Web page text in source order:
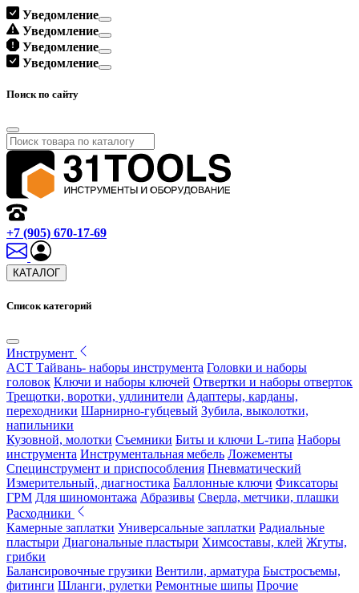
Уведомление
Уведомление
Уведомление
Уведомление
Поиск по сайту
+7 (905) 670-17-69
КАТАЛОГ
Список категорий
Инструмент
ACT Тайвань- наборы инструмента Головки и наборы
головок Ключи и наборы ключей Отвертки и наборы отверток
Трещотки, воротки, удлинители Адаптеры, карданы,
переходники Шарнирно-губцевый Зубила, выколотки,
напильники
Кузовной, молотки Съемники Биты и ключи L-типа Наборы
инструмента Инструментальная мебель Ложементы
Специнструмент и приспособления Пневматический
Измерительный, диагностика Баллонные ключи Фиксаторы
ГРМ Для шиномонтажа Абразивы Сверла, метчики, плашки
Расходники
Камерные заплатки Универсальные заплатки Радиальные
пластыри Диагональные пластыри Химсоставы, клей Жгуты,
грибки
Балансировочные грузики Вентили, арматура Быстросъемы,
фитинги Шланги, рулетки Ремонтные шипы Прочие